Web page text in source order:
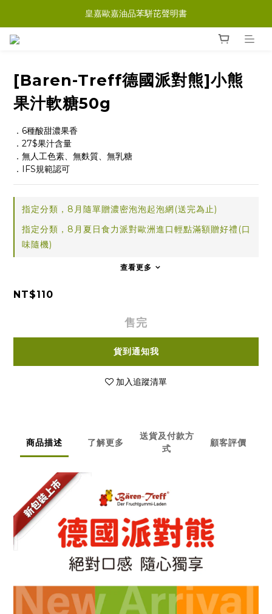
皇嘉歐嘉油品苯駢芘聲明書
[Baren-Treff德國派對熊]小熊
果汁軟糖50g
．6種酸甜濃果香
．27$果汁含量
．無人工色素、無麩質、無乳糖
．IFS規範認可
指定分類，8月隨單贈濃密泡泡起泡網(送完為止)
指定分類，8月夏日食力派對歐洲進口輕點滿額贈好禮(口
味隨機)
查看更多
NT$110
售完
貨到通知我
加入追蹤清單
商品描述 了解更多
送貨及付款方
式
顧客評價